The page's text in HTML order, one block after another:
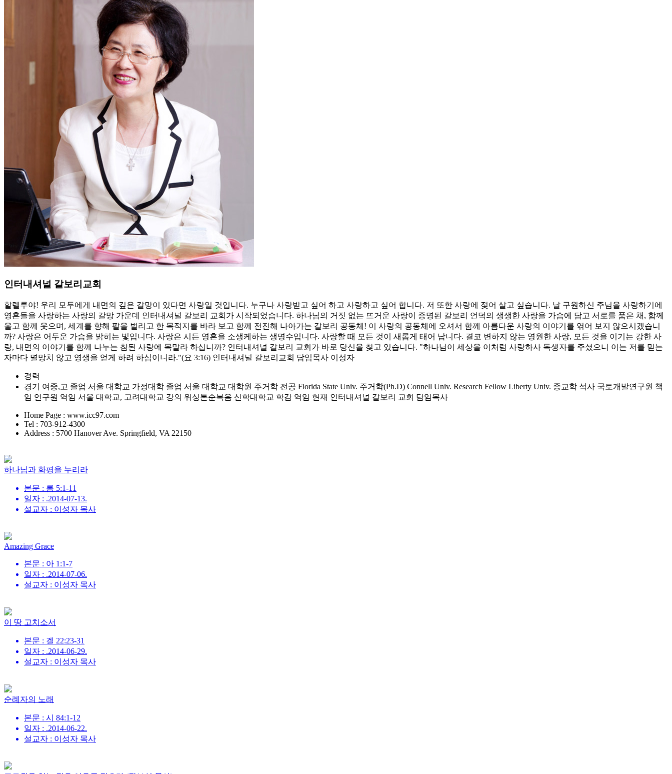
인터내셔널 갈보리교회
할렐루야! 우리 모두에게 내면의 깊은 갈망이 있다면 사랑일 것입니다. 누구나 사랑받고 싶어 하고 사랑하고 싶어 합니다. 저 또한 사랑에 젖어 살고 싶습니다. 날 구원하신 주님을 사랑하기에
영혼들을 사랑하는 사랑의 갈망 가운데 인터내셔널 갈보리 교회가 시작되었습니다. 하나님의 거짓 없는 뜨거운 사랑이 증명된 갈보리 언덕의 생생한 사랑을 가슴에 담고 서로를 품은 채, 함께
울고 함께 웃으며, 세계를 향해 팔을 벌리고 한 목적지를 바라 보고 함께 전진해 나아가는 갈보리 공동체! 이 사랑의 공동체에 오셔서 함께 아름다운 사랑의 이야기를 엮어 보지 않으시겠습니
까? 사랑은 어두운 가슴을 밝히는 빛입니다. 사랑은 시든 영혼을 소생케하는 생명수입니다. 사랑할 때 모든 것이 새롭게 태어 납니다. 결코 변하지 않는 영원한 사랑, 모든 것을 이기는 강한 사
랑, 내면의 이야기를 함께 나누는 참된 사랑에 목말라 하십니까? 인터내셔널 갈보리 교회가 바로 당신을 찾고 있습니다. "하나님이 세상을 이처럼 사랑하사 독생자를 주셨으니 이는 저를 믿는
자마다 멸망치 않고 영생을 얻게 하려 하심이니라."(요 3:16) 인터내셔널 갈보리교회 담임목사 이성자
경력
경기 여중,고 졸업 서울 대학교 가정대학 졸업 서울 대학교 대학원 주거학 전공 Florida State Univ. 주거학(Ph.D) Connell Univ. Research Fellow Liberty Univ. 종교학 석사 국토개발연구원 책
임 연구원 역임 서울 대학교, 고려대학교 강의 워싱톤순복음 신학대학교 학감 역임 현재 인터내셔널 갈보리 교회 담임목사
Home Page : www.icc97.com
Tel : 703-912-4300
Address : 5700 Hanover Ave. Springfield, VA 22150
하나님과 화평을 누리라
본문 : 롬 5:1-11
일자 : .2014-07-13.
설교자 : 이성자 목사
Amazing Grace
본문 : 아 1:1-7
일자 : .2014-07-06.
설교자 : 이성자 목사
이 땅 고치소서
본문 : 겔 22:23-31
일자 : .2014-06-29.
설교자 : 이성자 목사
순례자의 노래
본문 : 시 84:1-12
일자 : .2014-06-22.
설교자 : 이성자 목사